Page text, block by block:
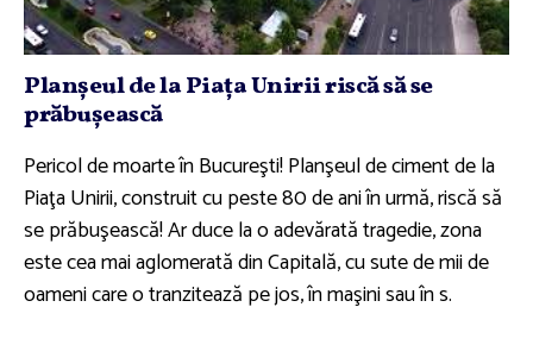
Planşeul de la Piaţa Unirii riscă să se
prăbuşească
Pericol de moarte în Bucureşti! Planşeul de ciment de la
Piaţa Unirii, construit cu peste 80 de ani în urmă, riscă să
se prăbuşească! Ar duce la o adevărată tragedie, zona
este cea mai aglomerată din Capitală, cu sute de mii de
oameni care o tranzitează pe jos, în maşini sau în s.